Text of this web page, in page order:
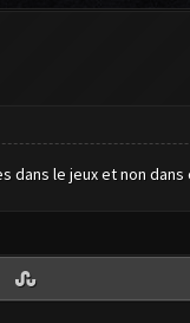
dans le jeux et non